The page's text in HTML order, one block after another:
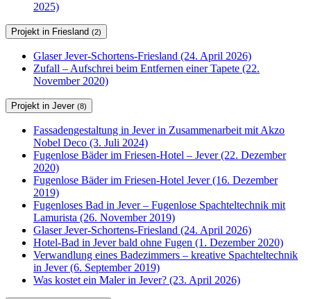
2025)
Projekt in Friesland (2)
Glaser Jever-Schortens-Friesland (24. April 2026)
Zufall – Aufschrei beim Entfernen einer Tapete (22.
November 2020)
Projekt in Jever (8)
Fassadengestaltung in Jever in Zusammenarbeit mit Akzo
Nobel Deco (3. Juli 2024)
Fugenlose Bäder im Friesen-Hotel – Jever (22. Dezember
2020)
Fugenlose Bäder im Friesen-Hotel Jever (16. Dezember
2019)
Fugenloses Bad in Jever – Fugenlose Spachteltechnik mit
Lamurista (26. November 2019)
Glaser Jever-Schortens-Friesland (24. April 2026)
Hotel-Bad in Jever bald ohne Fugen (1. Dezember 2020)
Verwandlung eines Badezimmers – kreative Spachteltechnik
in Jever (6. September 2019)
Was kostet ein Maler in Jever? (23. April 2026)